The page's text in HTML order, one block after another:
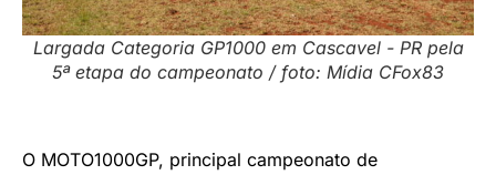
Largada Categoria GP1000 em Cascavel - PR pela
5ª etapa do campeonato / foto: Mídia CFox83
O MOTO1000GP, principal campeonato de